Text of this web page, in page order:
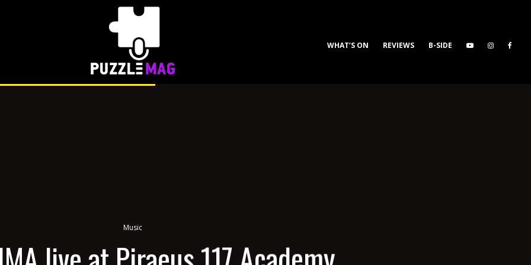
B-SIDE
REVIEWS
WHAT’S ON
Music